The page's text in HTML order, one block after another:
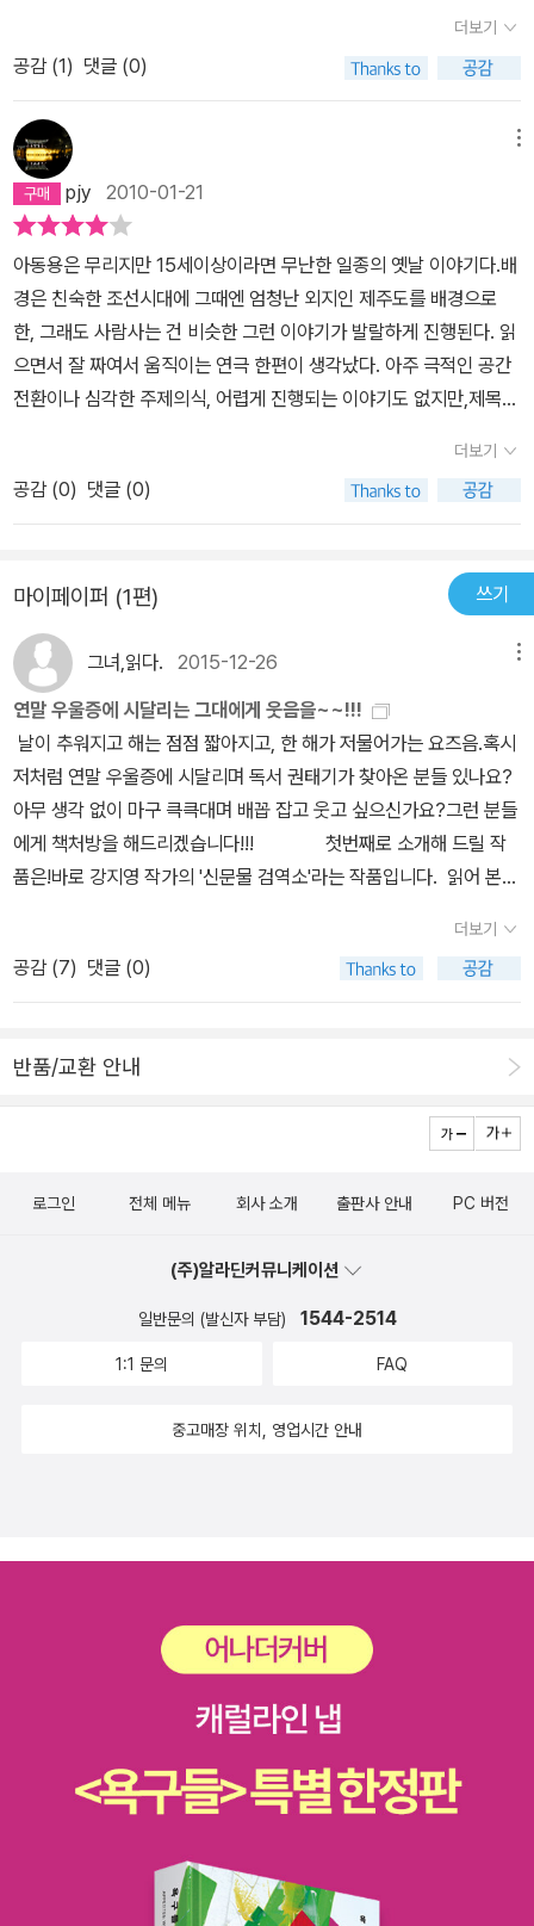
더보기
공감 (1) 댓글 (0)
pjy 2010-01-21
아동용은 무리지만 15세이상이라면 무난한 일종의 옛날 이야기다.배
경은 친숙한 조선시대에 그때엔 엄청난 외지인 제주도를 배경으로
한, 그래도 사람사는 건 비슷한 그런 이야기가 발랄하게 진행된다. 읽
으면서 잘 짜여서 움직이는 연극 한편이 생각났다. 아주 극적인 공간
전환이나 심각한 주제의식, 어렵게 진행되는 이야기도 없지만,제목에
이 쉬어가기도 하고,꽤 웃긴^^ 성격있는 등장인물들에, 나름 절절한
연애스토리에다 연쇄살인사건까지.. 참 골고루 들어있다. 잘도 튕기
시는 머리좋은 연지아씨^^; 재수없지만 이쁘다니깐, 여주인공이니깐
재수없는데 잘난 ㅋㅋ미련은 남지만 거듭된 좌절로 거의 달관하는 심
정에 다다르는 남자주인공의 연애포기과정이 요즘의 초식남들 같았
고~ 굳이 해피엔딩이 아니어도 괜찮았겠지만 그래도 좋게 마무리되
서 훈훈하다..어쩐지,,, 음식솜씨 없는 고상분 낭자의 밥상을 달게도
먹더라~~수상했다 ㅋㅋ다 아는 뻔한 소재라도 어떻게 풀어나가는
지,, 진행하는 작가의 능력이 중요하다는걸 느꼈다~심각하지 않게 가
볍게 읽혀서 재미있었다.기본 재미는 보장하는킬링타임용 액션코메
디~~
더보기
공감 (0) 댓글 (0)
마이페이퍼 (1편) 쓰기
그녀,읽다. 2015-12-26
연말 우울증에 시달리는 그대에게 웃음을~~!!!
날이 추워지고 해는 점점 짧아지고, 한 해가 저물어가는 요즈음.혹시
저처럼 연말 우울증에 시달리며 독서 권태기가 찾아온 분들 있나요?
아무 생각 없이 마구 큭큭대며 배꼽 잡고 웃고 싶으신가요?그런 분들
에게 책처방을 해드리겠습니다!!! 첫번째로 소개해 드릴 작
품은!바로 강지영 작가의 '신문물 검역소'라는 작품입니다. 읽어 본
되는 책인데요.이 책을 읽으신 분들이 왜 꼭 한마씩 하게 되는고 하
니!! 보이십니까? ㅋㅋㅋㅋㅋㅋㅋㅋㅋㅋㅋ주인공이 제주에 설치
된 신문물검역소라는 곳에서 말그대로 '신문물'을 검역하게 되는
하여 그 용도를 추리하고 이름을 붙이는 거랍니다.때문에 그 과정이
도를 설명하여 임금께 보고를 하는데...그게 또 절묘하게 맞아 떨어진
아하는지라...처음 이 소설을 읽을 때 진정 배꼽 잡고 눈물까지 흘려가
요.크게 보면 추리 소설로 분류되는 소설이랍니다.강지영 작가님 꽤
유명하시잖아요^^ 그래서 이 작품은 코믹 + 로맨스 + 추리 + 팩션
란 인물이 등장하기도 하구요^^ 다만.... 이 책을 과연 소개를 해도 될
죠. ㅠㅠ새옷 입고 개정판 나와서 더 더 빛을 봤으면 하고 바랍니
가 그렇거든요.저는 로맨스를 거의 읽질 않습니다.왠지 간질거리고
오글거리는 묘사가 많으면 견디질 못하거든요.ㅋㅋㅋ 그럼에도 불구
하고 이 작품은 너무도 재밌게 읽었답니다.그도 그럴것이 로맨스적인
는 부분도 많고 이 책 또한 엄청 코믹하다는 사실! 목차의 소제목들
보이시죠? ㅋㅋㅋㅋ 2장 병풍후립신구 ㅋㅋㅋㅋㅋㅋㅋㅋㅋㅋㅋㅋ말
ㅋ 3장 온이유 홍금보 ㅋㅋㅋㅋㅋㅋㅋㅋㅋㅋ 홍금보라는 기생(이름
도 하필이면 홍금보에요 ㅋㅋㅋㅋ 홍콩 배우 생각나게스리 ㅋㅋㅋ)은
더보기
공감 (7) 댓글 (0)
반품/교환 안내
로그인 전체 메뉴 회사 소개 출판사 안내 PC 버전
(주)알라딘커뮤니케이션
일반문의 (발신자 부담) 1544-2514
1:1 문의 FAQ
중고매장 위치, 영업시간 안내